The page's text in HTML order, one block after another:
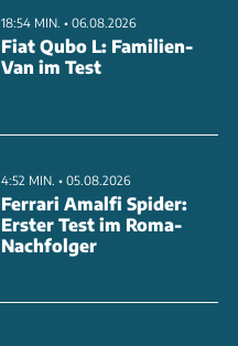
18:54 MIN. • 06.08.2026
Fiat Qubo L: Familien-
Van im Test
4:52 MIN. • 05.08.2026
Ferrari Amalfi Spider:
Erster Test im Roma-
Nachfolger